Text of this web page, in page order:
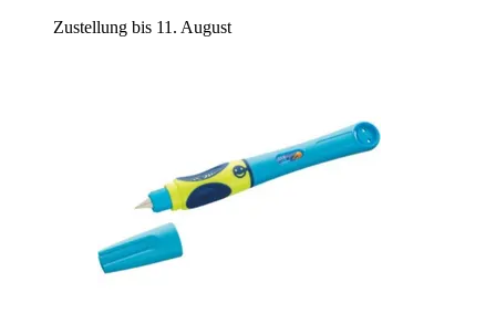
Zustellung bis 11. August